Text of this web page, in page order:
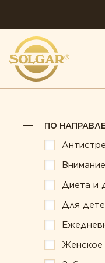
Внимание и
Диета и
Для детей
Женское
ПО
Диета и
Для
Женское